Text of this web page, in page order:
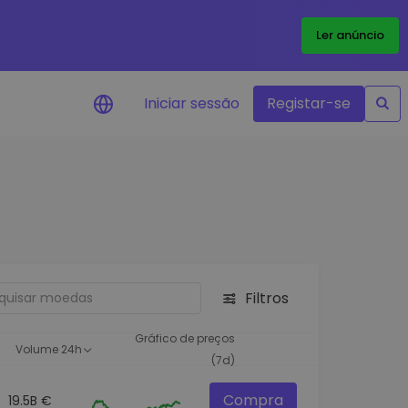
Ler anúncio
investimento
Ideias inteligentes para um
desempenho ótimo
Iniciar sessão Registar-se
Filtros
Volume 24h
Gráfico de preços
(7d)
19.5B € Compra